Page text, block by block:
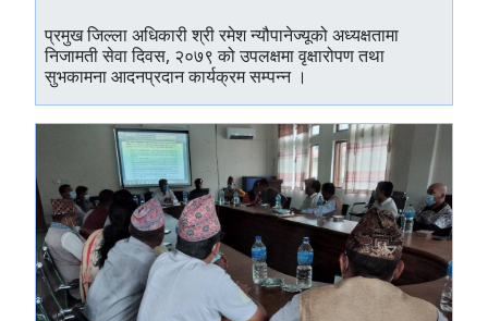
प्रमुख जिल्ला अधिकारी श्री रमेश न्यौपानेज्यूको अध्यक्षतामा
निजामती सेवा दिवस, २०७९ को उपलक्षमा वृक्षारोपण तथा
सुभकामना आदनप्रदान कार्यक्रम सम्पन्न ।